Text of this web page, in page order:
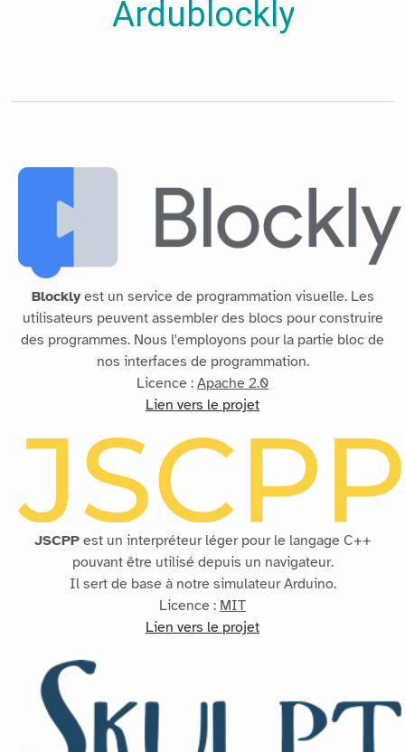
Blocklyest un service de programmation visuelle. Les
utilisateurs peuvent assembler des blocs pour construire
des programmes. Nous l'employons pour la partie bloc de
nos interfaces de programmation.
Licence : Apache 2.0
Lien vers le projet
JSCPPest un interpréteur léger pour le langage C++
pouvant être utilisé depuis un navigateur.
Il sert de base à notre simulateur Arduino.
Licence : MIT
Lien vers le projet